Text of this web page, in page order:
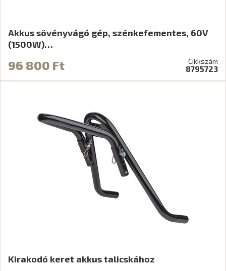
Akkus sövényvágó gép, szénkefementes, 60V
(1500W)…
96 800 Ft Cikkszám
8795723
Kirakodó keret akkus talicskához